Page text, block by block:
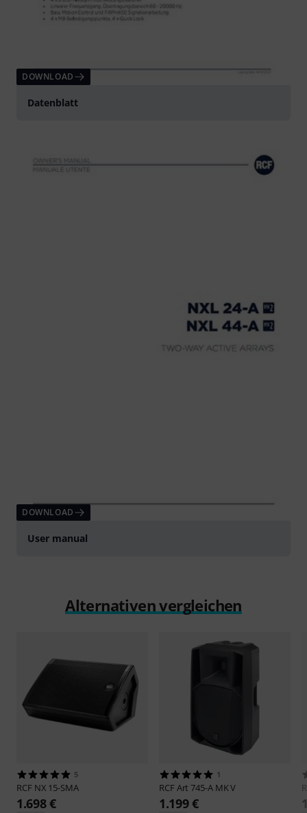
DOWNLOAD
Datenblatt
DOWNLOAD
User manual
Alternativen vergleichen
5
RCF NX 15-SMA
1.698 €
1
RCFArt 745-A MK V
1.199 €